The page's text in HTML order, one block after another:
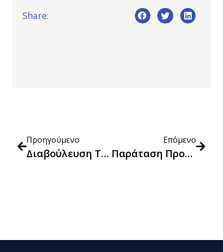
Share:
Προηγούμενο
Διαβούλευση Τεχνικών Προδιαγραφών Για Περιστρεφόμενα Καθίσματα Εργασίας Και Καθίσματα Συνεργασίας
Επόμενο
Παράταση Προθεσμίας Διεξαγωγής Γενικής Συνέλευσης Για Τις Κεφαλαιουχικές Εταιρείες Που Δραστηριοποιούνται Στον Κλάδο Της Βιομηχανίας Παραγωγής Και Εμπορίας Φαρμάκων